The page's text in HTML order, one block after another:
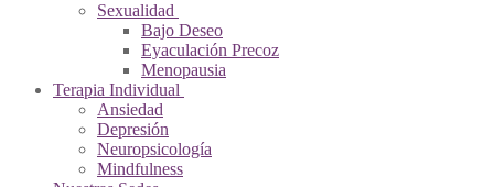
Sexualidad
Bajo Deseo
Eyaculación Precoz
Menopausia
Terapia Individual
Ansiedad
Depresión
Neuropsicología
Mindfulness